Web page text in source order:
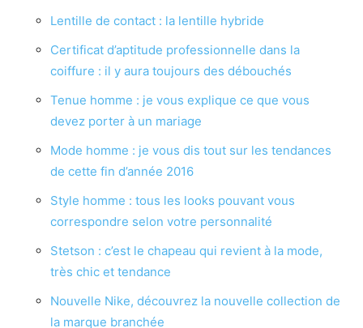
Lentille de contact : la lentille hybride
Certificat d’aptitude professionnelle dans la
coiffure : il y aura toujours des débouchés
Tenue homme : je vous explique ce que vous
devez porter à un mariage
Mode homme : je vous dis tout sur les tendances
de cette fin d’année 2016
Style homme : tous les looks pouvant vous
correspondre selon votre personnalité
Stetson : c’est le chapeau qui revient à la mode,
très chic et tendance
Nouvelle Nike, découvrez la nouvelle collection de
la marque branchée